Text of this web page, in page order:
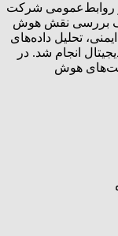
روابط‌عمومی شرکت
بررسی نقش هوش
تحلیل داده‌های
انجام شد. در
هوش